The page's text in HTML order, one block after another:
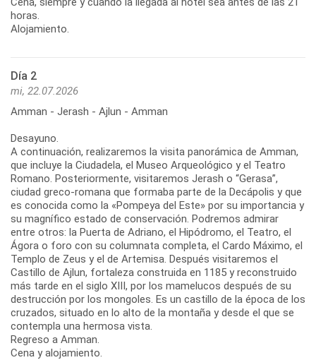
horas.
Alojamiento.
Día 2
mi, 22.07.2026
Amman - Jerash - Ajlun - Amman
Desayuno.
A continuación, realizaremos la visita panorámica de Amman,
que incluye la Ciudadela, el Museo Arqueológico y el Teatro
Romano. Posteriormente, visitaremos Jerash o “Gerasa”,
ciudad greco-romana que formaba parte de la Decápolis y que
es conocida como la «Pompeya del Este» por su importancia y
su magnífico estado de conservación. Podremos admirar
entre otros: la Puerta de Adriano, el Hipódromo, el Teatro, el
Ágora o foro con su columnata completa, el Cardo Máximo, el
Templo de Zeus y el de Artemisa. Después visitaremos el
Castillo de Ajlun, fortaleza construida en 1185 y reconstruido
más tarde en el siglo XIII, por los mamelucos después de su
destrucción por los mongoles. Es un castillo de la época de los
cruzados, situado en lo alto de la montaña y desde el que se
contempla una hermosa vista.
Regreso a Amman.
Cena y alojamiento.